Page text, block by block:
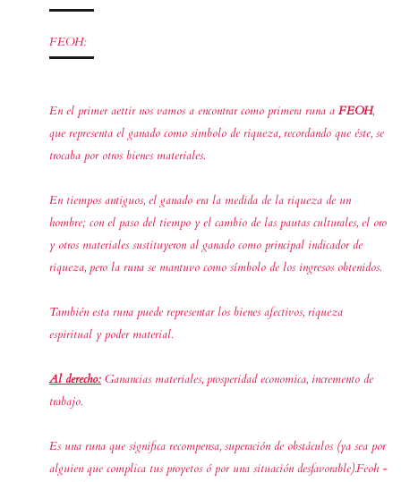
FEOH:
En el primer aettir nos vamos a encontrar como primera runa a FEOH,
que representa el ganado como simbolo de riqueza, recordando que éste, se
trocaba por otros bienes materiales.
En tiempos antiguos, el ganado era la medida de la riqueza de un
hombre; con el paso del tiempo y el cambio de las pautas culturales, el oro
y otros materiales sustituyeron al ganado como principal indicador de
riqueza, pero la runa se mantuvo como símbolo de los ingresos obtenidos.
También esta runa puede representar los bienes afectivos, riqueza
espiritual y poder material.
Al derecho: Ganancias materiales, prosperidad economica, incremento de
trabajo.
Es una runa que significa recompensa, superación de obstáculos (ya sea por
alguien que complica tus proyetos ó por una situación desfavorable).Feoh -